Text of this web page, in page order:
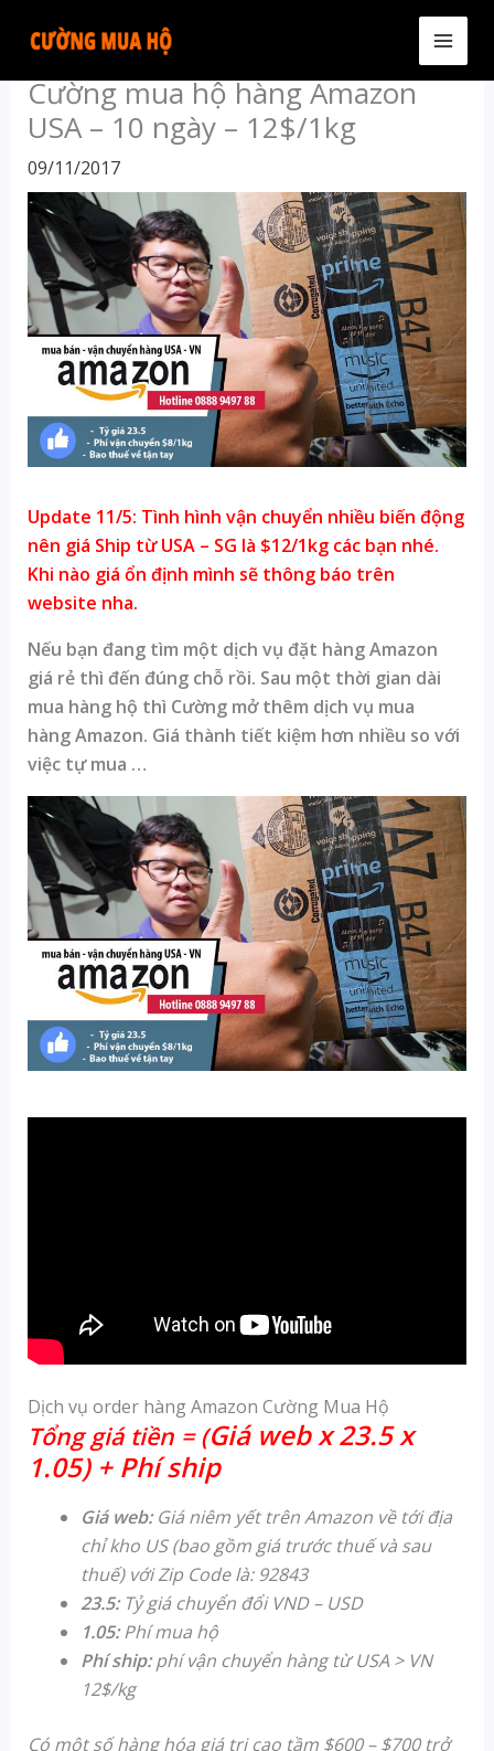
Cường mua hộ hàng Amazon
USA – 10 ngày – 12$/1kg
09/11/2017
Update 11/5: Tình hình vận chuyển nhiều biến động
nên giá Ship từ USA – SG là $12/1kg các bạn nhé.
Khi nào giá ổn định mình sẽ thông báo trên
website nha.
Nếu bạn đang tìm một dịch vụ đặt hàng Amazon
giá rẻ thì đến đúng chỗ rồi. Sau một thời gian dài
mua hàng hộ thì Cường mở thêm dịch vụ mua
hàng Amazon. Giá thành tiết kiệm hơn nhiều so với
việc tự mua …
Dịch vụ order hàng Amazon Cường Mua Hộ
Tổng giá tiền = (Giá web x 23.5 x
1.05) + Phí ship
Giá web:Giá niêm yết trên Amazon về tới địa
chỉ kho US (bao gồm giá trước thuế và sau
thuế) với Zip Code là: 92843
23.5:Tỷ giá chuyển đổi VND – USD
1.05:Phí mua hộ
Phí ship:phí vận chuyển hàng từ USA > VN
12$/kg
Có một số hàng hóa giá trị cao tầm $600 – $700 trở